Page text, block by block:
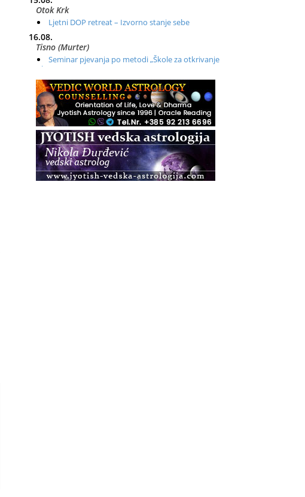
Otok Krk
Ljetni DOP retreat – Izvorno stanje sebe
16.08.
Tisno (Murter)
Seminar pjevanja po metodi „Škole za otkrivanje
glasa“
20.08.
Online
Radionica: Pomagači iz drugih dimenzija Online –
otvoreno za sve
21.08.
Zagreb+Online
Osnovni ThetaHealing® tečaj, Zagreb i Online
22.08.
Pula